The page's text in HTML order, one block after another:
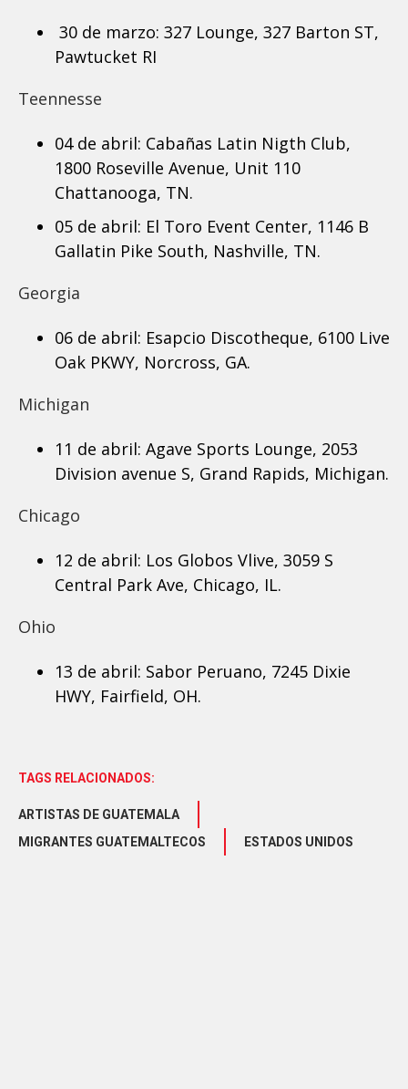
30 de marzo: 327 Lounge, 327 Barton ST,
Pawtucket RI
Teennesse
04 de abril: Cabañas Latin Nigth Club,
1800 Roseville Avenue, Unit 110
Chattanooga, TN.
05 de abril: El Toro Event Center, 1146 B
Gallatin Pike South, Nashville, TN.
Georgia
06 de abril: Esapcio Discotheque, 6100 Live
Oak PKWY, Norcross, GA.
Michigan
11 de abril: Agave Sports Lounge, 2053
Division avenue S, Grand Rapids, Michigan.
Chicago
12 de abril: Los Globos Vlive, 3059 S
Central Park Ave, Chicago, IL.
Ohio
13 de abril: Sabor Peruano, 7245 Dixie
HWY, Fairfield, OH.
TAGS RELACIONADOS:
ARTISTAS DE GUATEMALA
MIGRANTES GUATEMALTECOS
ESTADOS UNIDOS